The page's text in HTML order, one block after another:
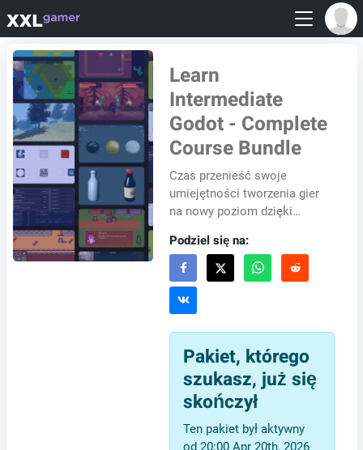
Learn
Intermediate
Godot - Complete
Course Bundle
Czas przenieść swoje
umiejętności tworzenia gier
na nowy poziom dzięki
kursów Godot dla średnio
zaawansowanych. Ugruntuj
swoją...
Podziel się na:
Pakiet, którego
szukasz, już się
skończył
Ten pakiet był aktywny
od 20:00 Apr 20th, 2026